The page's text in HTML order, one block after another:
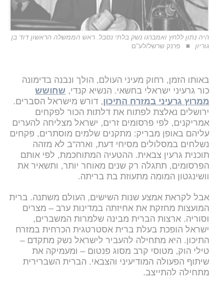
היה נתון ללחץ ואמברגו נשק בלתי נסבל. ראש הממשלה הראשון דוד בן
גוריון
פרנק שרשל/לע"ם
באותו הזמן, רחוק מעיני העולם, הולך ונבנה בדימונה
כור גרעיני ישראלי בחשאי. הנשיא קנדי, שחושש
ממרוץ גרעיני במזרח התיכון, דורש מישראל הסברים.
ירושלים נאלצת לפתוח את דלתות הכור לפקחים
אמריקנים, לפי פרסומים זרים, ישראל מצליחה להערים
עליהם באופן מבריק: מתקנים שלמים מוסתרים, פקחים
נשלחים במסלולים מסיחי דעת, וארה"ב לא מזהה
תוכנית גרעין צבאית. ההטעיה המתוחכמת, לפי אותם
הפרסומים, תתגלה רק שנים מאוחר יותר, ותשאיר את
וושינגטון המומה מתעוזת בת בריתה.
אבל לקראת אמצע שנות השישים, העולם משתנה. ברית
המועצות מחזקת את אחיזתה במדינות ערב – מצרים
וסוריה. ארצות הברית מבינה שלמרות המשברים,
ישראל הופכת בעלת ברית אסטרטגית הכרחית במזרח
התיכון. היא מתחילה להעביר לישראל נשק מתקדם –
טילי הוק, מטוסי קרב מסוג פנטום – ומעמיקה את
שיתוף הפעולה המודיעיני והצבאי. הברית השברירית
מתחילה להתייצב.